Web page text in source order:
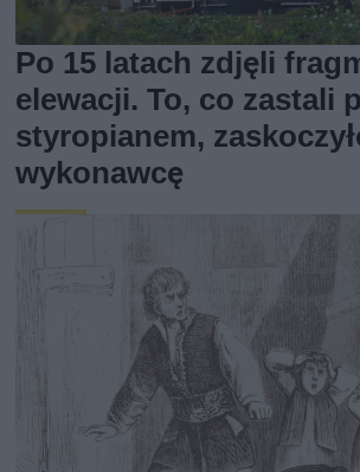
Po 15 latach zdjęli
elewacji. To, co zastali
styropianem,
wykonawcę